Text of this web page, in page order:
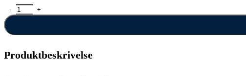
Morrison X 3.0 Lady antal
Produktbeskrivelse